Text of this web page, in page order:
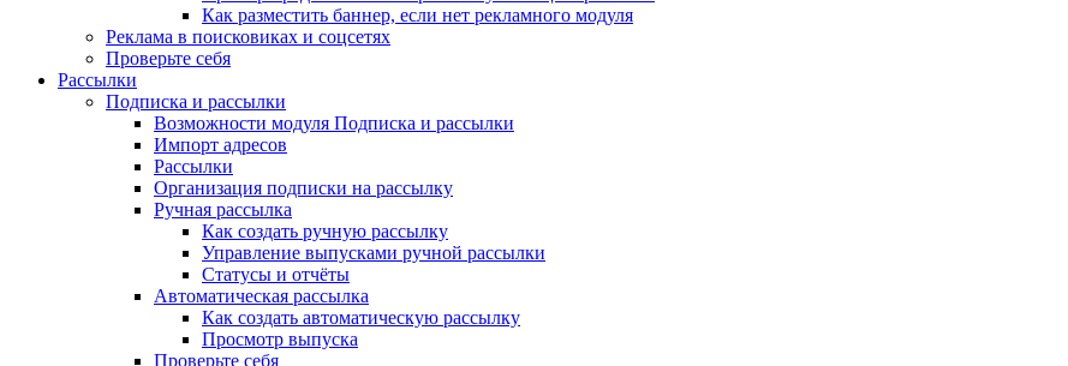
Как разместить баннер, если нет рекламного модуля
Реклама в поисковиках и соцсетях
Проверьте себя
Рассылки
Подписка и рассылки
Возможности модуля Подписка и рассылки
Импорт адресов
Рассылки
Организация подписки на рассылку
Ручная рассылка
Как создать ручную рассылку
Управление выпусками ручной рассылки
Статусы и отчёты
Автоматическая рассылка
Как создать автоматическую рассылку
Просмотр выпуска
Проверьте себя